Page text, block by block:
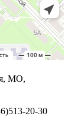
МО,
20-30